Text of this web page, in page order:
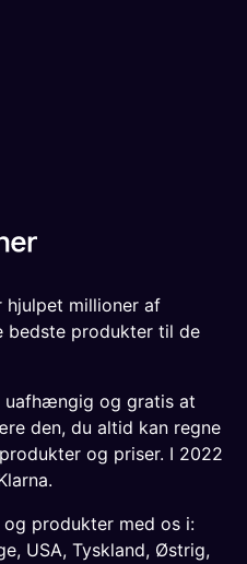
hjulpet millioner af
bedste produkter til de
uafhængig og gratis at
den, du altid kan regne
og priser. I 2022
og produkter med os i:
, USA, Tyskland, Østrig,